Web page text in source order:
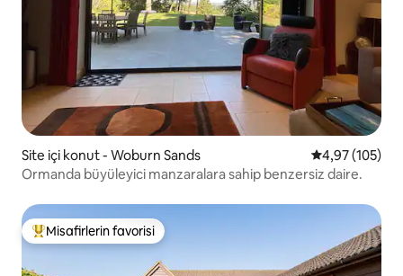
Site içi konut - Woburn Sands 5 üzerinden
4,97 (105)
Ormanda büyüleyici manzaralara sahip benzersiz daire.
Misafirlerin favorilerinden en beğenilenler arasında
Misafirlerin favorisi